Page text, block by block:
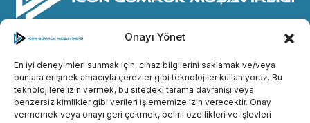
Onayı Yönet
En iyi deneyimleri sunmak için, cihaz bilgilerini saklamak ve/veya
bunlara erişmek amacıyla çerezler gibi teknolojiler kullanıyoruz. Bu
teknolojilere izin vermek, bu sitedeki tarama davranışı veya
benzersiz kimlikler gibi verileri işlememize izin verecektir. Onay
vermemek veya onayı geri çekmek, belirli özellikleri ve işlevleri
© İcon Gümrük Müşavirliği
© Designed by methodda
Gizlilik Politikası
Çerez Politikası
Aydınlatma Metni